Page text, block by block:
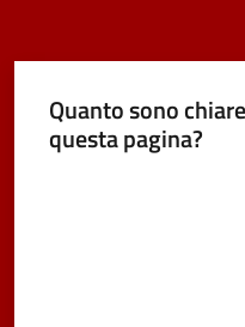
Quanto sono
questa pagina?